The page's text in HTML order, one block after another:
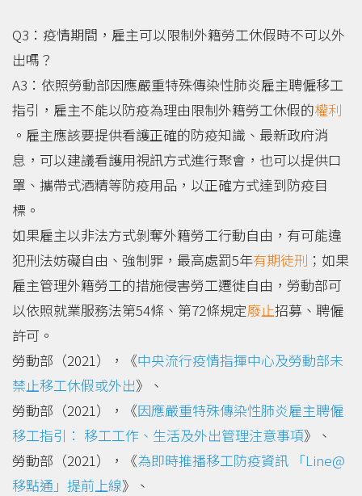
Q3：疫情期間，雇主可以限制外籍勞工休假時不可以外
出嗎？
A3：依照勞動部因應嚴重特殊傳染性肺炎雇主聘僱移工
指引，雇主不能以防疫為理由限制外籍勞工休假的權利
。雇主應該要提供看護正確的防疫知識、最新政府消
息，可以建議看護用視訊方式進行聚會，也可以提供口
罩、攜帶式酒精等防疫用品，以正確方式達到防疫目
標。
如果雇主以非法方式剝奪外籍勞工行動自由，有可能違
犯刑法妨礙自由、強制罪，最高處罰5年有期徒刑 ；如果
雇主管理外籍勞工的措施侵害勞工遷徙自由，勞動部可
以依照就業服務法第54條、第72條規定廢止招募、聘僱
許可。
勞動部（2021），《中央流行疫情指揮中心及勞動部未
禁止移工休假或外出》、
勞動部（2021），《因應嚴重特殊傳染性肺炎雇主聘僱
移工指引： 移工工作、生活及外出管理注意事項》、
勞動部（2021），《為即時推播移工防疫資訊 「Line@
移點通」提前上線》、